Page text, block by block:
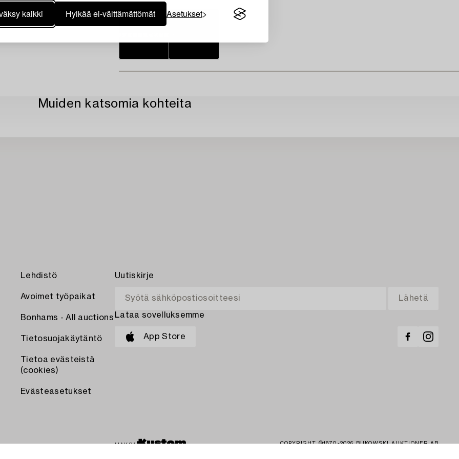
kaikki Hylkää ei-välttämättömät Asetukset
Muiden katsomia kohteita
Lehdistö
Avoimet työpaikat
Bonhams - All auctions
Tietosuojakäytäntö
Tietoa evästeistä
(cookies)
Evästeasetukset
Uutiskirje
Lataa sovelluksemme
App Store
MAKSA COPYRIGHT ©1870-2026 BUKOWSKI AUKTIONER AB